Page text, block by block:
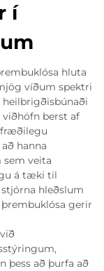
í
hluta
víðum spektri
berst af
hanna
veita
á tæki til
hleðslum
gerir
þess að þurfa að